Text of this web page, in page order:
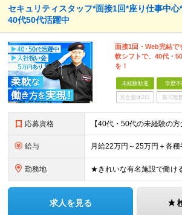
セキュリティスタッフ*面接1回*座り仕事中
40代50代活躍中
面接1回・Web完結
軟シフトで、40代・
を！
未経験歓迎 学歴不
完全週休2日 賞与複
応募資格
給与
勤務地
求人を見る